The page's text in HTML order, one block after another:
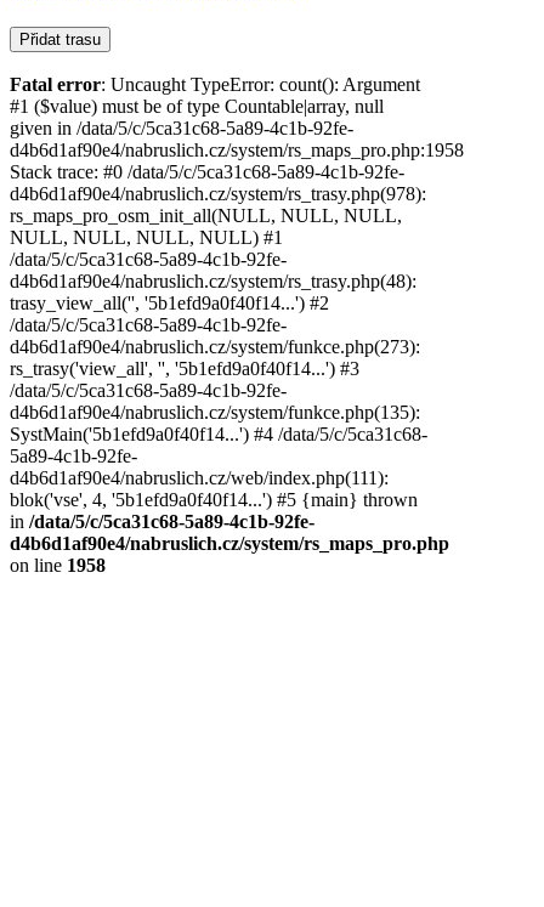
Fatal error: Uncaught TypeError: count(): Argument
#1 ($value) must be of type Countable|array, null
given in /data/5/c/5ca31c68-5a89-4c1b-92fe-
d4b6d1af90e4/nabruslich.cz/system/rs_maps_pro.php:1958
Stack trace: #0 /data/5/c/5ca31c68-5a89-4c1b-92fe-
d4b6d1af90e4/nabruslich.cz/system/rs_trasy.php(978):
rs_maps_pro_osm_init_all(NULL, NULL, NULL,
NULL, NULL, NULL, NULL) #1
/data/5/c/5ca31c68-5a89-4c1b-92fe-
d4b6d1af90e4/nabruslich.cz/system/rs_trasy.php(48):
trasy_view_all('', '5b1efd9a0f40f14...') #2
/data/5/c/5ca31c68-5a89-4c1b-92fe-
d4b6d1af90e4/nabruslich.cz/system/funkce.php(273):
rs_trasy('view_all', '', '5b1efd9a0f40f14...') #3
/data/5/c/5ca31c68-5a89-4c1b-92fe-
d4b6d1af90e4/nabruslich.cz/system/funkce.php(135):
SystMain('5b1efd9a0f40f14...') #4 /data/5/c/5ca31c68-
5a89-4c1b-92fe-
d4b6d1af90e4/nabruslich.cz/web/index.php(111):
blok('vse', 4, '5b1efd9a0f40f14...') #5 {main} thrown
in /data/5/c/5ca31c68-5a89-4c1b-92fe-
d4b6d1af90e4/nabruslich.cz/system/rs_maps_pro.php
on line 1958